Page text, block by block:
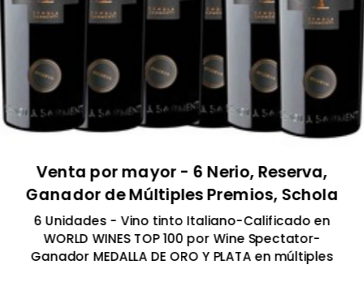
Venta por mayor - 6 Nerio, Reserva,
Ganador de Múltiples Premios, Schola
Sarmenti, Nardó DOC Reserva, Italia 750
ml
6 Unidades - Vino tinto Italiano-Calificado en
WORLD WINES TOP 100 por Wine Spectator-
Ganador MEDALLA DE ORO Y PLATA en múltiples